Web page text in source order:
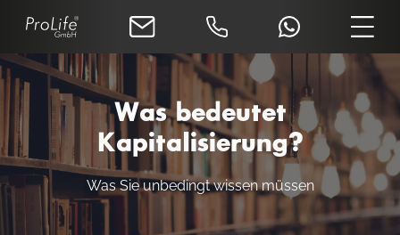
Was bedeutet
Kapitalisierung?
Was Sie unbedingt wissen müssen